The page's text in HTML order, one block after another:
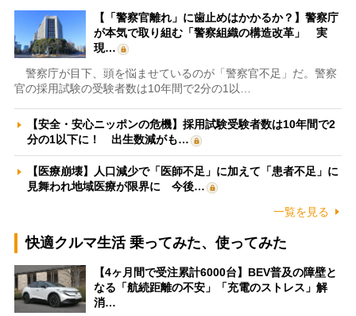
【「警察官離れ」に歯止めはかかるか？】警察庁
が本気で取り組む「警察組織の構造改革」 実
現…
警察庁が目下、頭を悩ませているのが「警察官不足」だ。警察
官の採用試験の受験者数は10年間で2分の1以…
【安全・安心ニッポンの危機】採用試験受験者数は10年間で2
分の1以下に！ 出生数減がも…
【医療崩壊】人口減少で「医師不足」に加えて「患者不足」に
見舞われ地域医療が限界に 今後…
一覧を見る
快適クルマ生活 乗ってみた、使ってみた
【4ヶ月間で受注累計6000台】BEV普及の障壁と
なる「航続距離の不安」「充電のストレス」解
消…